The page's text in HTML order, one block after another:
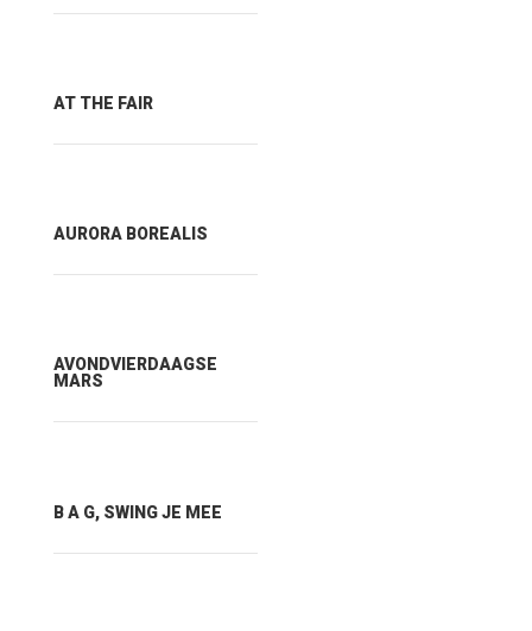
AT THE FAIR
AURORA BOREALIS
AVONDVIERDAAGSE
MARS
B A G, SWING JE MEE